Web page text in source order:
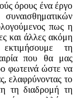
όρους ένα έργο
πως η
και άλλες ακόμη
τη
που θα μας
φωτεινά ώστε να
ελαφρύνοντας το
τη διαδρομή τη